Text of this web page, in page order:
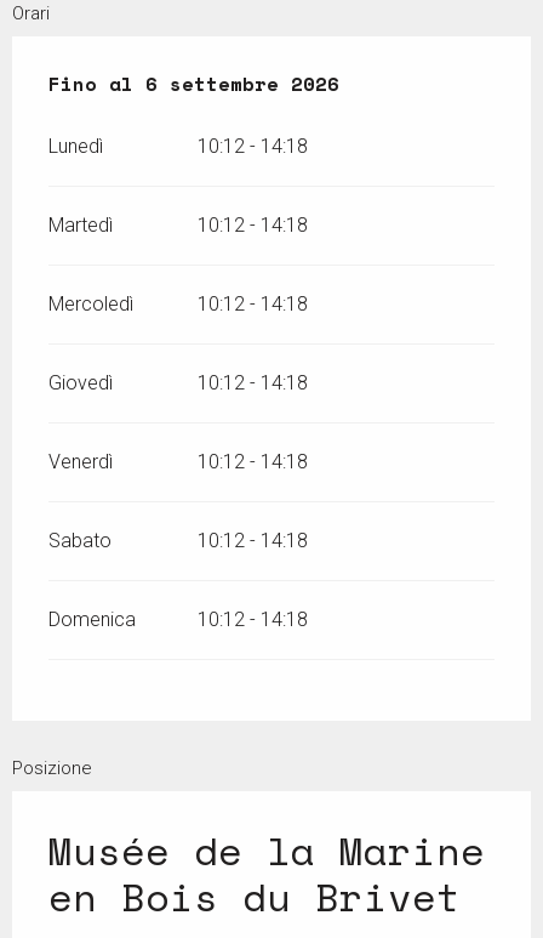
Orari
Dal27 giugno 2026 al6 settembre 2026
Fino al 6 settembre 2026
Lunedì 10:12 - 14:18
Martedì 10:12 - 14:18
Mercoledì 10:12 - 14:18
Giovedì 10:12 - 14:18
Venerdì 10:12 - 14:18
Sabato 10:12 - 14:18
Domenica 10:12 - 14:18
Posizione
Musée de la Marine
en Bois du Brivet